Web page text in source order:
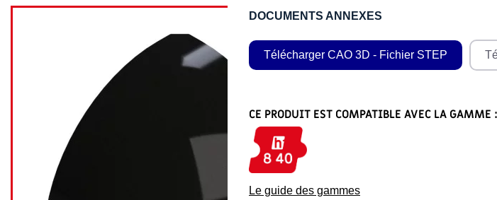
DOCUMENTS ANNEXES
Télécharger CAO 3D - Fichier STEP
CE PRODUIT EST COMPATIBLE AVEC LA GAMME :
Le guide des gammes